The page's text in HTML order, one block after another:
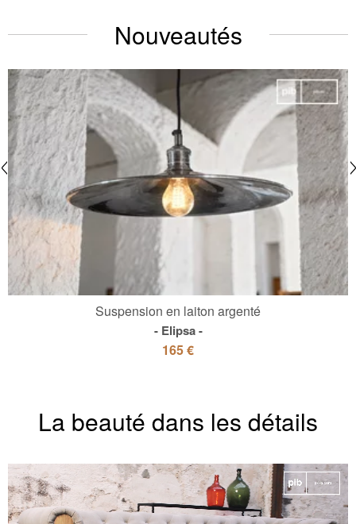
Nouveautés
Suspension en laiton argenté
Elipsa
165 €
La beauté dans les détails